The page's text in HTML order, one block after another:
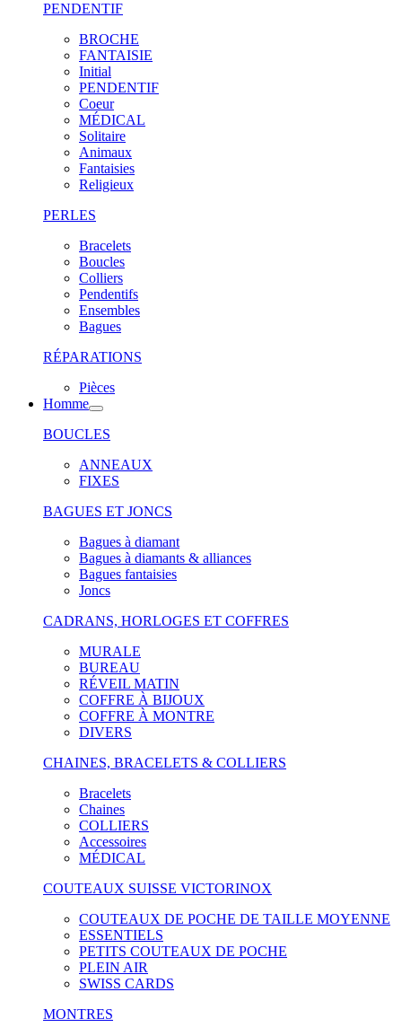
PENDENTIF
BROCHE
FANTAISIE
Initial
PENDENTIF
Coeur
MÉDICAL
Solitaire
Animaux
Fantaisies
Religieux
PERLES
Bracelets
Boucles
Colliers
Pendentifs
Ensembles
Bagues
RÉPARATIONS
Pièces
Homme
BOUCLES
ANNEAUX
FIXES
BAGUES ET JONCS
Bagues à diamant
Bagues à diamants & alliances
Bagues fantaisies
Joncs
CADRANS, HORLOGES ET COFFRES
MURALE
BUREAU
RÉVEIL MATIN
COFFRE À BIJOUX
COFFRE À MONTRE
DIVERS
CHAINES, BRACELETS & COLLIERS
Bracelets
Chaines
COLLIERS
Accessoires
MÉDICAL
COUTEAUX SUISSE VICTORINOX
COUTEAUX DE POCHE DE TAILLE MOYENNE
ESSENTIELS
PETITS COUTEAUX DE POCHE
PLEIN AIR
SWISS CARDS
MONTRES